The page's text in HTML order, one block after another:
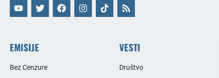
EMISIJE
Bez Cenzure
VESTI
Društvo